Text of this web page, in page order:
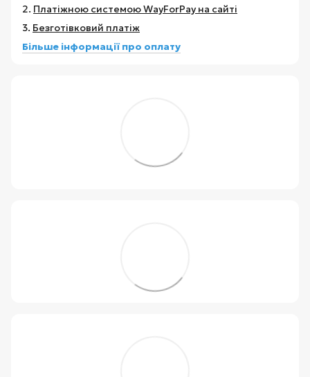
2. Платіжною системою WayForPay на сайті
3. Безготівковий платіж
Більше інформації про оплату